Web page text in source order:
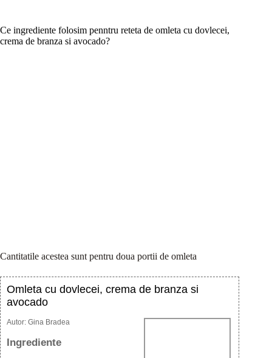
Ce ingrediente folosim penntru reteta de omleta cu dovlecei,
crema de branza si avocado?
Cantitatile acestea sunt pentru doua portii de omleta
Omleta cu dovlecei, crema de branza si
avocado
Autor: Gina Bradea
Ingrediente